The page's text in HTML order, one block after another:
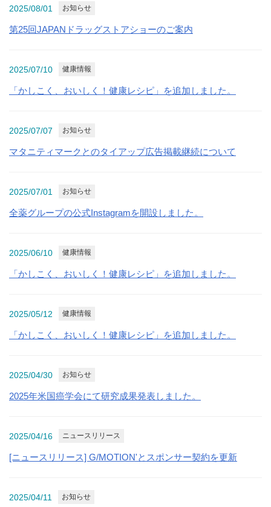
2025/08/01 お知らせ
第25回JAPANドラッグストアショーのご案内
2025/07/10 健康情報
「かしこく、おいしく！健康レシピ」を追加しました。
2025/07/07 お知らせ
マタニティマークとのタイアップ広告掲載継続について
2025/07/01 お知らせ
全薬グループの公式Instagramを開設しました。
2025/06/10 健康情報
「かしこく、おいしく！健康レシピ」を追加しました。
2025/05/12 健康情報
「かしこく、おいしく！健康レシピ」を追加しました。
2025/04/30 お知らせ
2025年米国癌学会にて研究成果発表しました。
2025/04/16 ニュースリリース
[ニュースリリース] G/MOTION'とスポンサー契約を更新
2025/04/11 お知らせ